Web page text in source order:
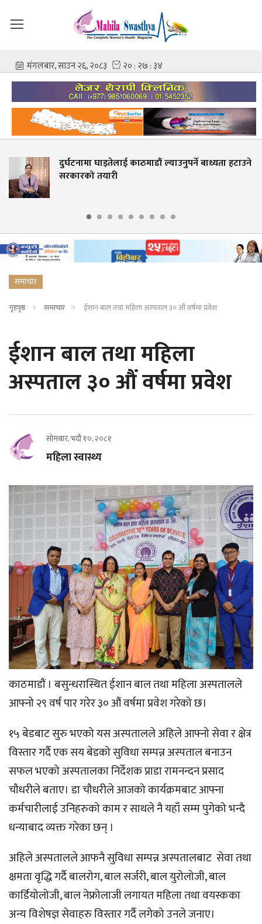
दुर्घटनामा घाइतेलाई काठमाडौं ल्याउनुपर्ने बाध्यता हटाउने
सरकारको तयारी
समाचार
गृहपृष्ठ समाचार ईशान बाल तथा महिला अस्पताल ३० औं वर्षमा प्रवेश
ईशान बाल तथा महिला
अस्पताल ३० औं वर्षमा प्रवेश
सोमबार, भदौ १०, २०८१
महिला स्वास्थ्य
काठमाडौं । बसुन्धरास्थित ईशान बाल तथा महिला अस्पतालले
आफ्नो २९ वर्ष पार गरेर ३० औं वर्षमा प्रवेश गरेको छ।
१५ बेडबाट सुरु भएको यस अस्पतालले अहिले आफ्नो सेवा र क्षेत्र
विस्तार गर्दै एक सय बेडको सुविधा सम्पन्न अस्पताल बनाउन
सफल भएको अस्पतालका निर्देशक प्राडा रामनन्दन प्रसाद
चौधरीले बताए। डा चौधरीले आजको कार्यक्रमबाट आफ्ना
कर्मचारीलाई उनिहरुको काम र साथले नै यहाँ सम्म पुगेको भन्दै
धन्याबाद व्यक्त गरेका छन् ।
अहिले अस्पतालले आफनै सुविधा सम्पन्न अस्पतालबाट सेवा तथा
क्षमता वृद्धि गर्दै बालरोग, बाल सर्जरी, बाल युरोलोजी, बाल
कार्डियोलोजी, बाल नेफ्रोलाजी लगायत महिला तथा वयस्कका
अन्य विशेषज्ञ सेवाहरु विस्तार गर्दै लगेको उनले जनाए।